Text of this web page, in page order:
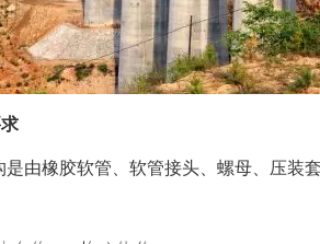
、螺母、压装套管经组装扣